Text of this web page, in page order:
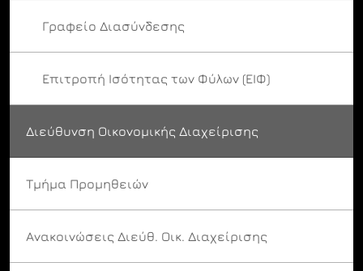
Γραφείο Διασύνδεσης
Επιτροπή Ισότητας των Φύλων (ΕΙΦ)
Διεύθυνση Οικονομικής Διαχείρισης
Τμήμα Προμηθειών
Ανακοινώσεις Διεύθ. Οικ. Διαχείρισης